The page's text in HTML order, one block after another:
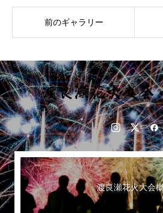
前のギャラリー
渡良瀬花火大会